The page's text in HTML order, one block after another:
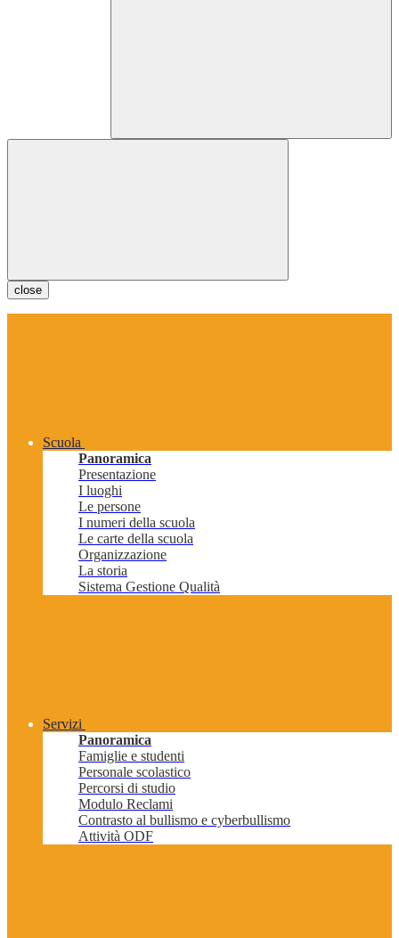
close
Scuola
Panoramica
Presentazione
I luoghi
Le persone
I numeri della scuola
Le carte della scuola
Organizzazione
La storia
Sistema Gestione Qualità
Servizi
Panoramica
Famiglie e studenti
Personale scolastico
Percorsi di studio
Modulo Reclami
Contrasto al bullismo e cyberbullismo
Attività ODF